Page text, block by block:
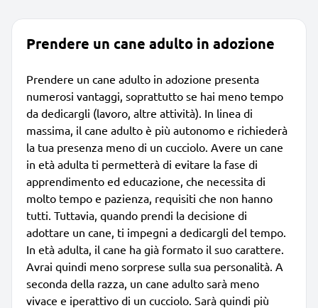
Prendere un cane adulto in adozione
Prendere un cane adulto in adozione presenta
numerosi vantaggi, soprattutto se hai meno tempo
da dedicargli (lavoro, altre attività). In linea di
massima, il cane adulto è più autonomo e richiederà
la tua presenza meno di un cucciolo. Avere un cane
in età adulta ti permetterà di evitare la fase di
apprendimento ed educazione, che necessita di
molto tempo e pazienza, requisiti che non hanno
tutti. Tuttavia, quando prendi la decisione di
adottare un cane, ti impegni a dedicargli del tempo.
In età adulta, il cane ha già formato il suo carattere.
Avrai quindi meno sorprese sulla sua personalità. A
seconda della razza, un cane adulto sarà meno
vivace e iperattivo di un cucciolo. Sarà quindi più